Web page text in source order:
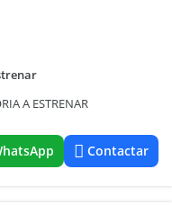
A ESTRENAR
Contactar